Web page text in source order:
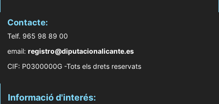
Contacte:
Telf. 965 98 89 00
email: registro@diputacionalicante.es
CIF: P0300000G -Tots els drets reservats
Informació d'interés: